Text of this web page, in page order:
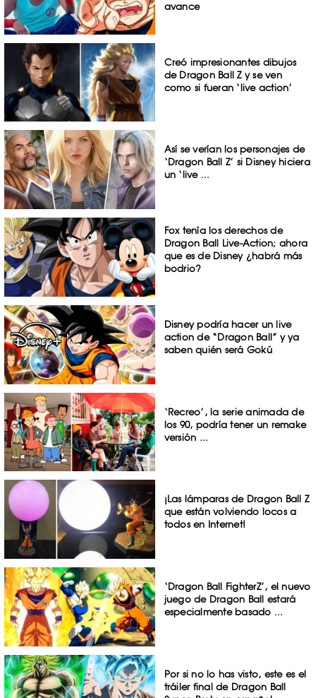
avance
Creó impresionantes dibujos
de Dragon Ball Z y se ven
como si fueran ‘live action’
Así se verían los personajes de
‘Dragon Ball Z’ si Disney hiciera
un ‘live ...
Fox tenía los derechos de
Dragon Ball Live-Action; ahora
que es de Disney ¿habrá más
bodrio?
Disney podría hacer un live
action de “Dragon Ball” y ya
saben quién será Gokú
‘Recreo’, la serie animada de
los 90, podría tener un remake
versión ...
¡Las lámparas de Dragon Ball Z
que están volviendo locos a
todos en Internet!
‘Dragon Ball FighterZ’, el nuevo
juego de Dragon Ball estará
especialmente basado ...
Por si no lo has visto, este es el
tráiler final de Dragon Ball